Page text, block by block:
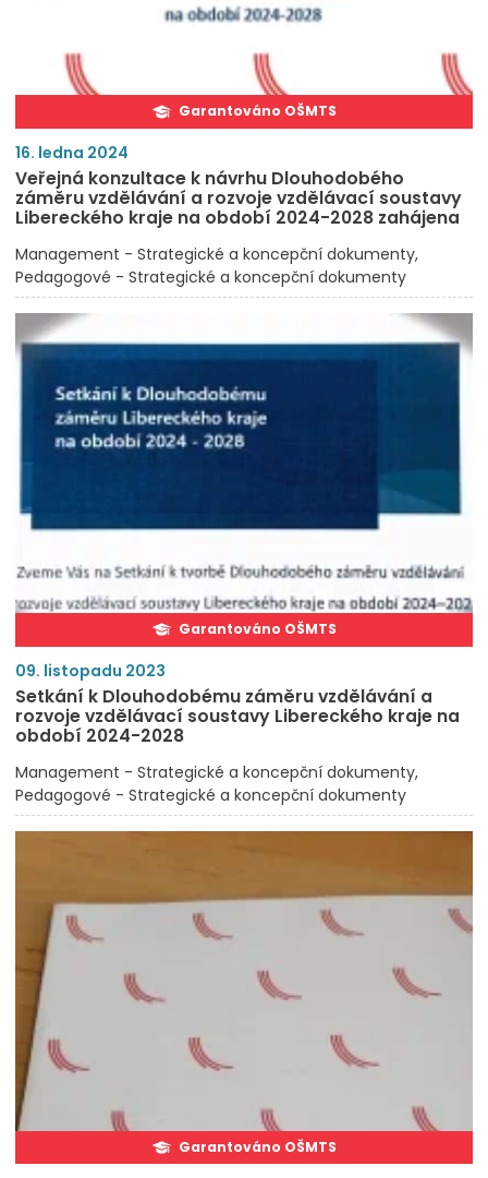
Garantováno OŠMTS
16. ledna 2024
Veřejná konzultace k návrhu Dlouhodobého
záměru vzdělávání a rozvoje vzdělávací soustavy
Libereckého kraje na období 2024-2028 zahájena
Management - Strategické a koncepční dokumenty
Pedagogové - Strategické a koncepční dokumenty
Garantováno OŠMTS
09. listopadu 2023
Setkání k Dlouhodobému záměru vzdělávání a
rozvoje vzdělávací soustavy Libereckého kraje na
období 2024-2028
Management - Strategické a koncepční dokumenty
Pedagogové - Strategické a koncepční dokumenty
Garantováno OŠMTS